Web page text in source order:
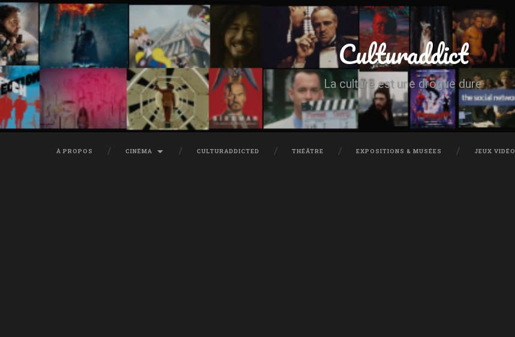
Culturaddict
La culture est une drogue dure
À PROPOS CINÉMA CULTURADDICTED THÉÂTRE EXPOSITIONS & MUSÉES JEUX VIDÉO